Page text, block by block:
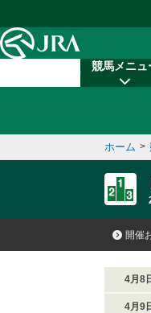
競馬メニュ
ホーム >
開催
4月8
4月9